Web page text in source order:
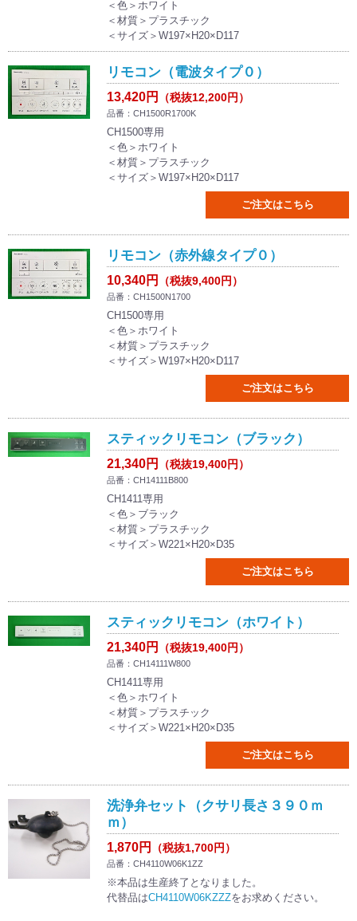
＜色＞ホワイト
＜材質＞プラスチック
＜サイズ＞W197×H20×D117
リモコン（電波タイプ０）
13,420円 （税抜12,200円）
品番：CH1500R1700K
CH1500専用
＜色＞ホワイト
＜材質＞プラスチック
＜サイズ＞W197×H20×D117
ご注文はこちら
リモコン（赤外線タイプ０）
10,340円 （税抜9,400円）
品番：CH1500N1700
CH1500専用
＜色＞ホワイト
＜材質＞プラスチック
＜サイズ＞W197×H20×D117
ご注文はこちら
スティックリモコン（ブラック）
21,340円 （税抜19,400円）
品番：CH14111B800
CH1411専用
＜色＞ブラック
＜材質＞プラスチック
＜サイズ＞W221×H20×D35
ご注文はこちら
スティックリモコン（ホワイト）
21,340円 （税抜19,400円）
品番：CH14111W800
CH1411専用
＜色＞ホワイト
＜材質＞プラスチック
＜サイズ＞W221×H20×D35
ご注文はこちら
洗浄弁セット（クサリ長さ３９０ｍ
ｍ）
1,870円 （税抜1,700円）
品番：CH4110W06K1ZZ
※本品は生産終了となりました。
代替品はCH4110W06KZZZをお求めください。